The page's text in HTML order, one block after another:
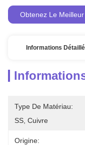
Obtenez Le
Informations
Type De Matériau:
SS, Cuivre
Origine: